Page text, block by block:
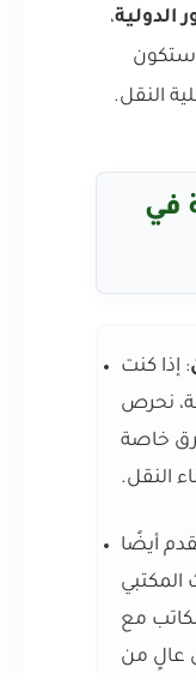
الدولية،
النقل.
في
: إذا كنت
نحرص
خاصة
النقل.
أيضًا
المكتبي
مع
عالٍ من